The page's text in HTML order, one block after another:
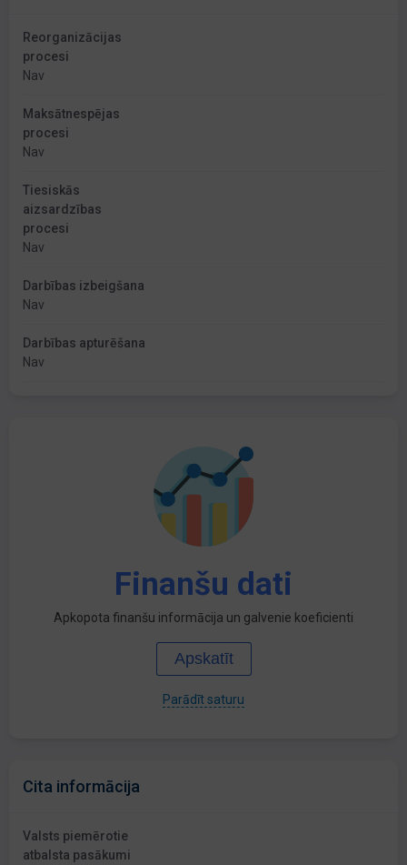
Reorganizācijas
procesi
Nav
Maksātnespējas
procesi
Nav
Tiesiskās
aizsardzības
procesi
Nav
Darbības izbeigšana
Nav
Darbības apturēšana
Nav
Finanšu dati
Apkopota finanšu informācija un galvenie koeficienti
Apskatīt
Parādīt saturu
Cita informācija
Valsts piemērotie
atbalsta pasākumi